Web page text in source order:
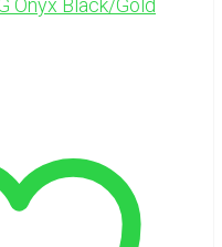
Onyx Black/Gold